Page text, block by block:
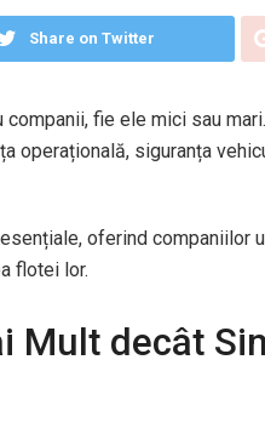
Share on Twitter
fie ele mici sau
operațională, siguranța
oferind companiilor
flotei lor.
Mult decât